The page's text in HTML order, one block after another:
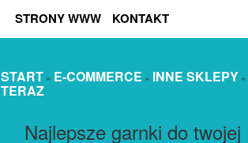
STRONY WWW KONTAKT
START » E-COMMERCE » INNE SKLEPY »
TERAZ
Najlepsze garnki do twojej